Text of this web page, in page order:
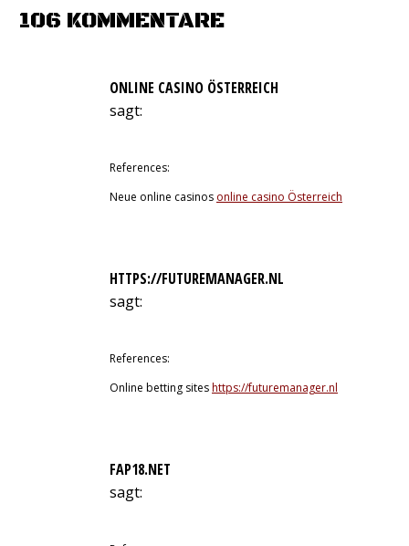
Facebook
X
WhatsApp
106 KOMMENTARE
ONLINE CASINO ÖSTERREICH
sagt:
References:
Neue online casinos online casino Österreich
HTTPS://FUTUREMANAGER.NL
sagt:
References:
Online betting siteshttps://futuremanager.nl
FAP18.NET
sagt: